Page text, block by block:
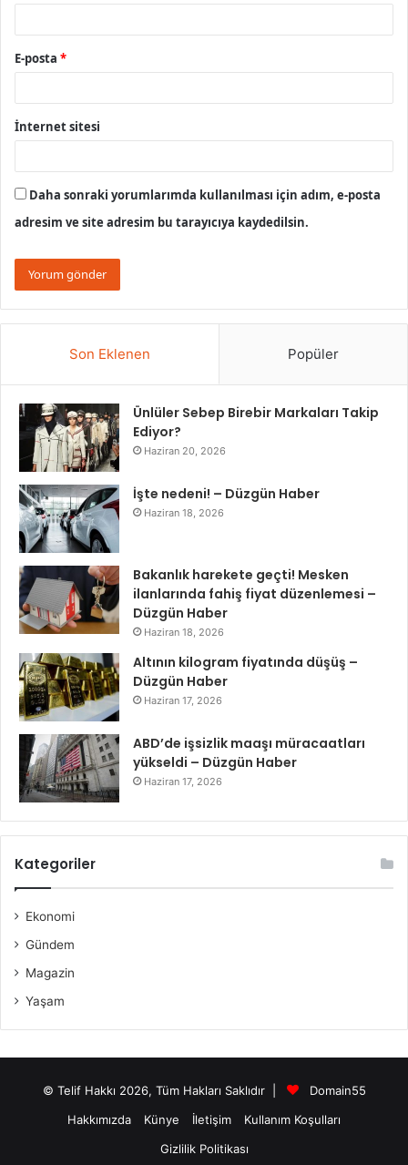
E-posta *
İnternet sitesi
Daha sonraki yorumlarımda kullanılması için adım, e-posta
adresim ve site adresim bu tarayıcıya kaydedilsin.
Son Eklenen Popüler
Ünlüler Sebep Birebir Markaları Takip
Ediyor?
Haziran 20, 2026
İşte nedeni! – Düzgün Haber
Haziran 18, 2026
Bakanlık harekete geçti! Mesken
ilanlarında fahiş fiyat düzenlemesi –
Düzgün Haber
Haziran 18, 2026
Altının kilogram fiyatında düşüş –
Düzgün Haber
Haziran 17, 2026
ABD’de işsizlik maaşı müracaatları
yükseldi – Düzgün Haber
Haziran 17, 2026
Kategoriler
Ekonomi
Gündem
Magazin
Yaşam
© Telif Hakkı 2026, Tüm Hakları Saklıdır |
Domain55
Hakkımızda
Künye İletişim
Kullanım Koşulları
Gizlilik Politikası